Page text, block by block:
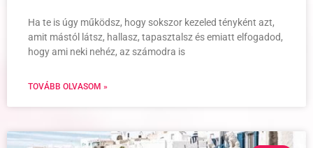
Ha te is úgy működsz, hogy sokszor kezeled tényként azt,
amit mástól látsz, hallasz, tapasztalsz és emiatt elfogadod,
hogy ami neki nehéz, az számodra is
TOVÁBB OLVASOM »